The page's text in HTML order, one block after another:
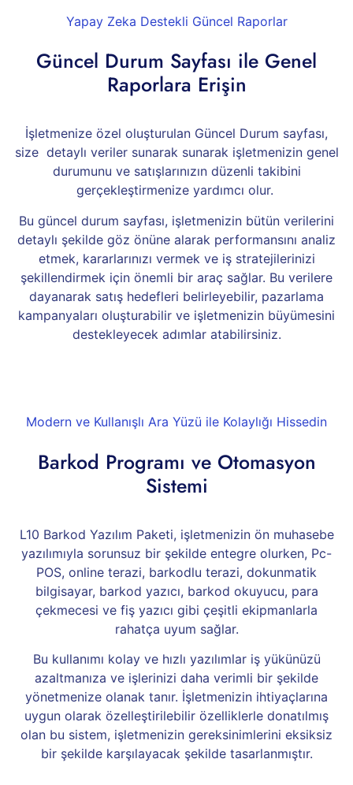
Yapay Zeka Destekli Güncel Raporlar
Güncel Durum Sayfası ile Genel
Raporlara Erişin
İşletmenize özel oluşturulan Güncel Durum sayfası,
size detaylı veriler sunarak sunarak işletmenizin genel
durumunu ve satışlarınızın düzenli takibini
gerçekleştirmenize yardımcı olur.
Bu güncel durum sayfası, işletmenizin bütün verilerini
detaylı şekilde göz önüne alarak performansını analiz
etmek, kararlarınızı vermek ve iş stratejilerinizi
şekillendirmek için önemli bir araç sağlar. Bu verilere
dayanarak satış hedefleri belirleyebilir, pazarlama
kampanyaları oluşturabilir ve işletmenizin büyümesini
destekleyecek adımlar atabilirsiniz.
Modern ve Kullanışlı Ara Yüzü ile Kolaylığı Hissedin
Barkod Programı ve Otomasyon
Sistemi
L10 Barkod Yazılım Paketi, işletmenizin ön muhasebe
yazılımıyla sorunsuz bir şekilde entegre olurken, Pc-
POS, online terazi, barkodlu terazi, dokunmatik
bilgisayar, barkod yazıcı, barkod okuyucu, para
çekmecesi ve fiş yazıcı gibi çeşitli ekipmanlarla
rahatça uyum sağlar.
Bu kullanımı kolay ve hızlı yazılımlar iş yükünüzü
azaltmanıza ve işlerinizi daha verimli bir şekilde
yönetmenize olanak tanır. İşletmenizin ihtiyaçlarına
uygun olarak özelleştirilebilir özelliklerle donatılmış
olan bu sistem, işletmenizin gereksinimlerini eksiksiz
bir şekilde karşılayacak şekilde tasarlanmıştır.